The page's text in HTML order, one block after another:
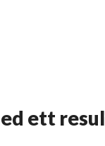
ett